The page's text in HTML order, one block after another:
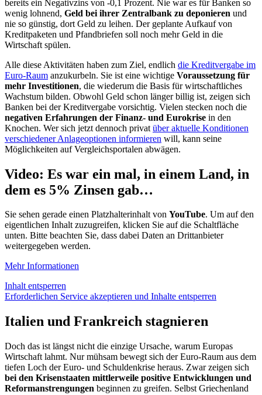
bereits ein Negativzins von -0,1 Prozent. Nie war es für Banken so
wenig lohnend, Geld bei ihrer Zentralbank zu deponieren und
nie so günstig, dort Geld zu leihen. Der geplante Aufkauf von
Kreditpaketen und Pfandbriefen soll noch mehr Geld in die
Wirtschaft spülen.
Alle diese Aktivitäten haben zum Ziel, endlich die Kreditvergabe im
Euro-Raum anzukurbeln. Sie ist eine wichtige Voraussetzung für
mehr Investitionen, die wiederum die Basis für wirtschaftliches
Wachstum bilden. Obwohl Geld schon länger billig ist, zeigen sich
Banken bei der Kreditvergabe vorsichtig. Vielen stecken noch die
negativen Erfahrungen der Finanz- und Eurokrise in den
Knochen. Wer sich jetzt dennoch privat über aktuelle Konditionen
verschiedener Anlageoptionen informieren will, kann seine
Möglichkeiten auf Vergleichsportalen abwägen.
Video: Es war ein mal, in einem Land, in
dem es 5% Zinsen gab…
Sie sehen gerade einen Platzhalterinhalt von YouTube. Um auf den
eigentlichen Inhalt zuzugreifen, klicken Sie auf die Schaltfläche
unten. Bitte beachten Sie, dass dabei Daten an Drittanbieter
weitergegeben werden.
Mehr Informationen
Inhalt entsperren
Erforderlichen Service akzeptieren und Inhalte entsperren
Italien und Frankreich stagnieren
Doch das ist längst nicht die einzige Ursache, warum Europas
Wirtschaft lahmt. Nur mühsam bewegt sich der Euro-Raum aus dem
tiefen Loch der Euro- und Schuldenkrise heraus. Zwar zeigen sich
bei den Krisenstaaten mittlerweile positive Entwicklungen und
Reformanstrengungen beginnen zu greifen. Selbst Griechenland